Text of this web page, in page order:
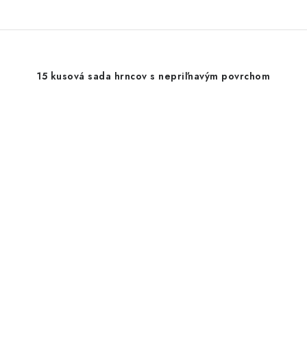
15 kusová sada hrncov s nepriľnavým povrchom